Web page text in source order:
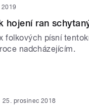
hojení ran
folkových písní
nadcházejícím.
25. prosinec 2018